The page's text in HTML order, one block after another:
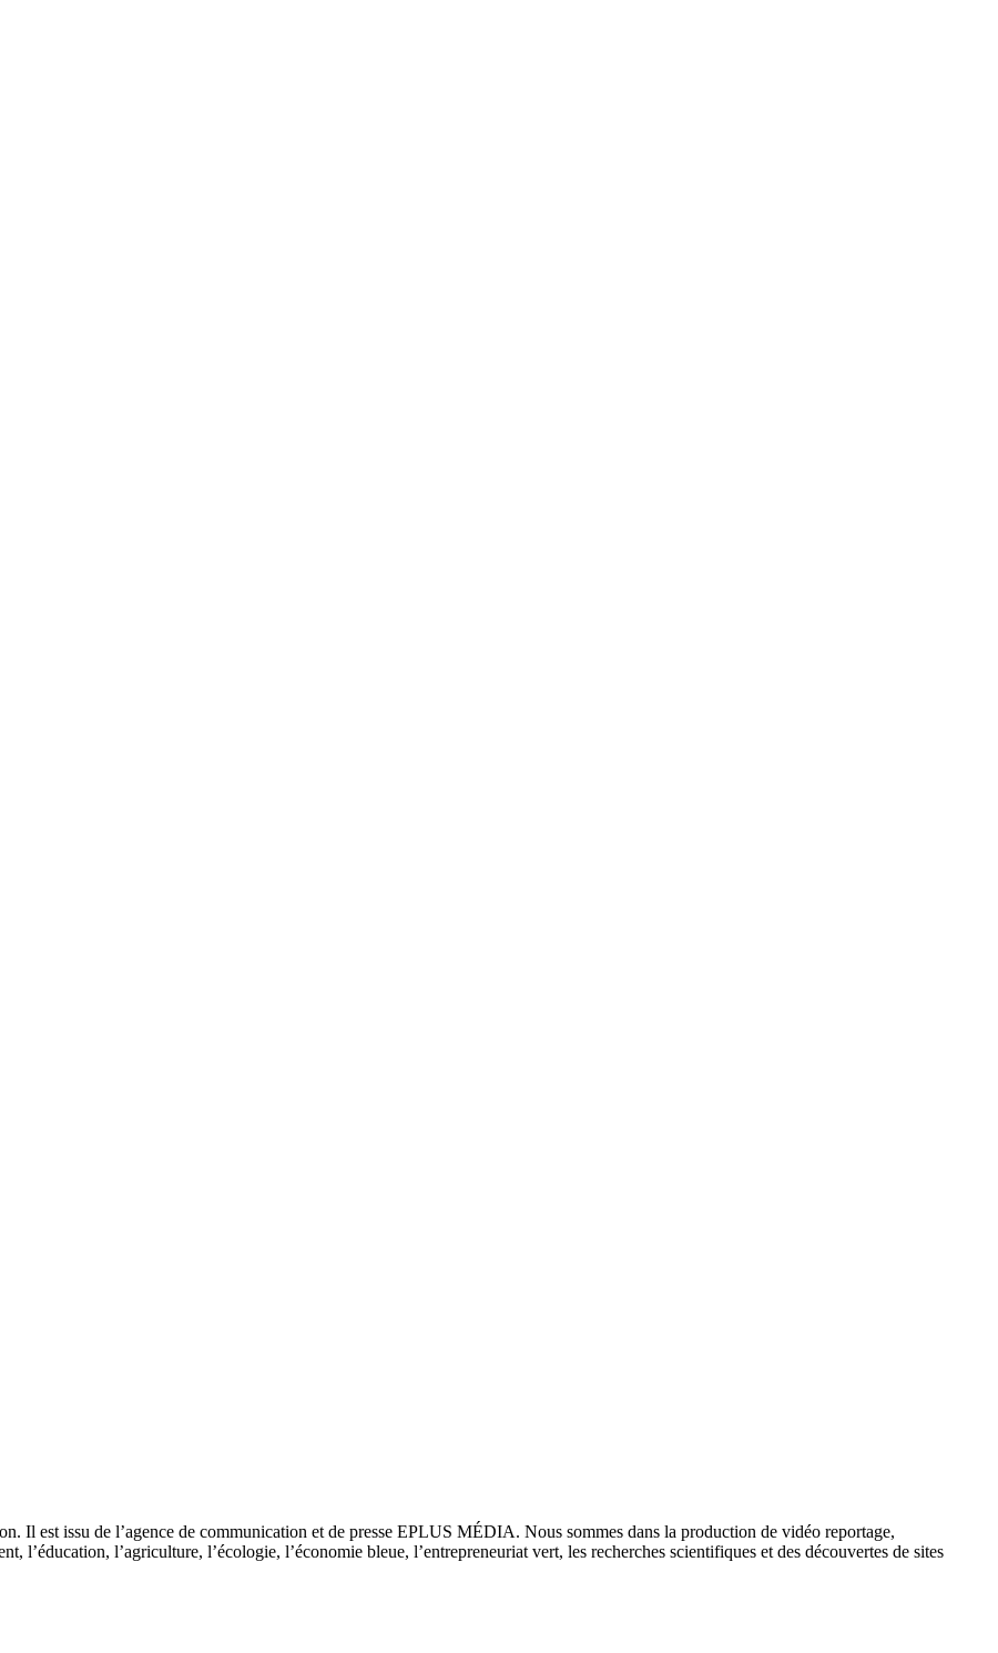
Il est issu de l’agence de communication et de presse EPLUS MÉDIA. Nous sommes dans la production de vidéo reportage,
l’éducation, l’agriculture, l’écologie, l’économie bleue, l’entrepreneuriat vert, les recherches scientifiques et des découvertes de sites